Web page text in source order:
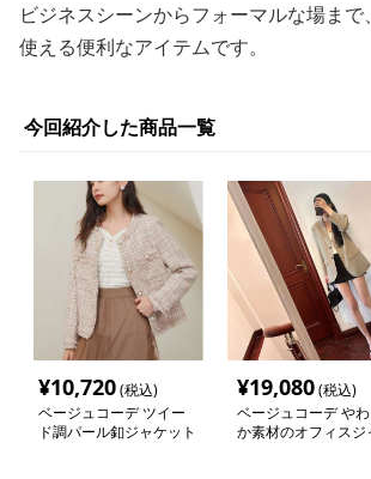
ビジネスシーンからフォーマルな場ま
使える便利なアイテムです。
今回紹介した商品一覧
¥10,720(税込)
ベージュコーデ ツイー
ド調パール釦ジャケット
¥19,080(税込)
ベージュコーデ やわ
か素材のオフィスジ